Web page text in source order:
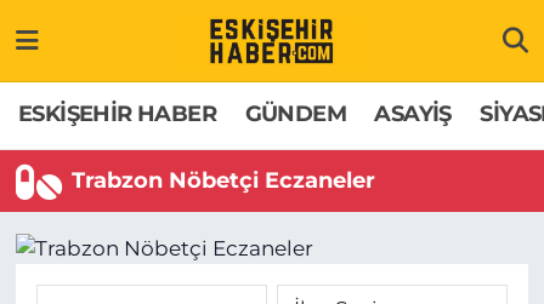
ESKİŞEHİR HABER GÜNDEM ASAYİŞ
Trabzon Nöbetçi Eczaneler
GÜNDEM
ASAYİŞ
Hakkımızda
İletişim
Odunpazarı Trafik Yoğunluk Haritası
Süper Lig Puan Durumu ve Fikstür